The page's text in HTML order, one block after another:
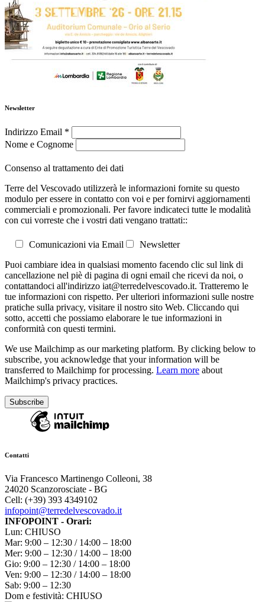
Newsletter
Indirizzo Email *
Nome e Cognome
Consenso al trattamento dei dati
Terre del Vescovado utilizzerà le informazioni fornite su questo
modulo per essere in contatto con voi e per fornirvi aggiornamenti
commerciali e promozionali. Per favore indicateci tutte le modalità
con cui vorreste che i vostri dati vengano trattati::
Comunicazioni via Email
Newsletter
Puoi cambiare idea in qualsiasi momento facendo clic sul link di
cancellazione nel piè di pagina di ogni email che ricevi da noi, o
contattandoci all'indirizzo iat@terredelvescovado.it. Tratteremo le
tue informazioni con rispetto. Per ulteriori informazioni sulle nostre
pratiche sulla privacy, visitare il nostro sito Web. Cliccando qui
sotto, accetti che possiamo elaborare le tue informazioni in
conformità con questi termini.
We use Mailchimp as our marketing platform. By clicking below to
subscribe, you acknowledge that your information will be
transferred to Mailchimp for processing. Learn more about
Mailchimp's privacy practices.
Contatti
Via Francesco Martinengo Colleoni, 38
24020 Scanzorosciate - BG
Cell: (+39) 393 4349102
infopoint@terredelvescovado.it
INFOPOINT - Orari:
Lun: CHIUSO
Mar: 9:00 – 12:30 / 14:00 – 18:00
Mer: 9:00 – 12:30 / 14:00 – 18:00
Gio: 9:00 – 12:30 / 14:00 – 18:00
Ven: 9:00 – 12:30 / 14:00 – 18:00
Sab: 9:00 – 12:30
Dom e festività: CHIUSO